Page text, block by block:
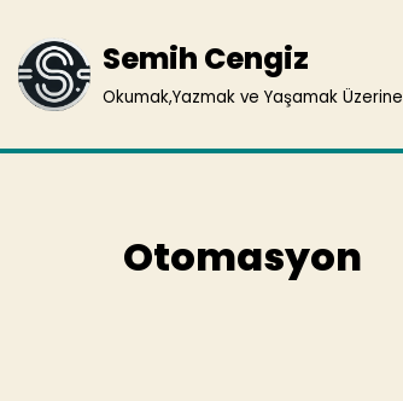
İçeriğe
geç
Semih Cengiz
Okumak,Yazmak ve Yaşamak Üzerine
Otomasyon